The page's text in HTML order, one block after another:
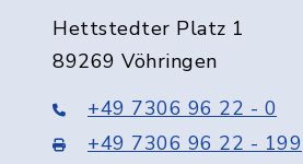
Hettstedter Platz 1
89269 Vöhringen
+49 7306 96 22 - 0
+49 7306 96 22 - 199